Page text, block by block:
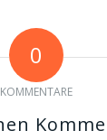
0
KOMMENTARE